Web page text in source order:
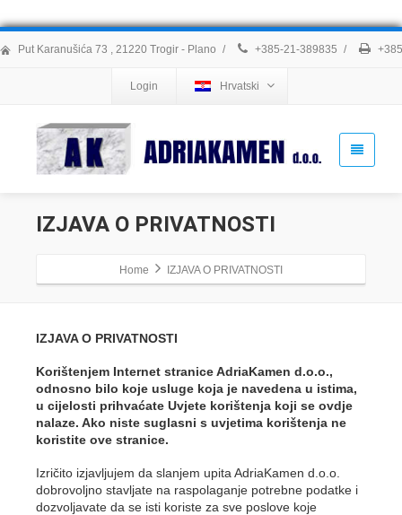
Put Karanušića 73 , 21220 Trogir - Plano / +385-21-389835 /
Login Hrvatski
IZJAVA O PRIVATNOSTI
Home IZJAVA O PRIVATNOSTI
IZJAVA O PRIVATNOSTI
Korištenjem Internet stranice AdriaKamen d.o.o.,
odnosno bilo koje usluge koja je navedena u istima,
u cijelosti prihvaćate Uvjete korištenja koji se ovdje
nalaze. Ako niste suglasni s uvjetima korištenja ne
koristite ove stranice.
Izričito izjavljujem da slanjem upita AdriaKamen d.o.o.
dobrovoljno stavljate na raspolaganje potrebne podatke i
dozvoljavate da se isti koriste za sve poslove koje